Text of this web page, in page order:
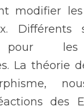
modifier
Différents
pour les
La théorie
des